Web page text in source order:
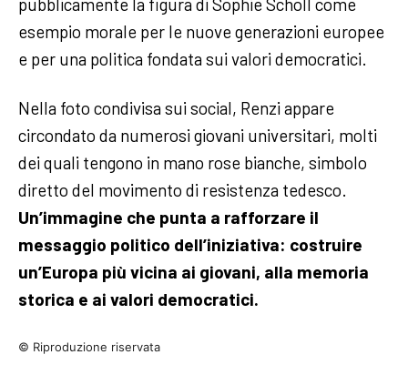
esempio morale per le nuove generazioni europee
e per una politica fondata sui valori democratici.
Nella foto condivisa sui social, Renzi appare
circondato da numerosi giovani universitari, molti
dei quali tengono in mano rose bianche, simbolo
diretto del movimento di resistenza tedesco.
Un’immagine che punta a rafforzare il
messaggio politico dell’iniziativa: costruire
un’Europa più vicina ai giovani, alla memoria
storica e ai valori democratici.
© Riproduzione riservata